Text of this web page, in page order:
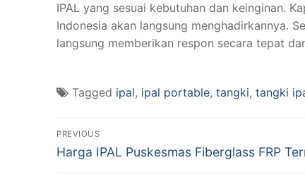
IPAL yang sesuai kebutuhan dan keinginan.
Indonesia akan langsung menghadirkannya.
langsung memberikan respon secara tepat
Tagged ipal, ipal portable, tangki, tangki
Navigasi
pos
PREVIOUS
Previous
Harga IPAL Puskesmas Fiberglass FRP